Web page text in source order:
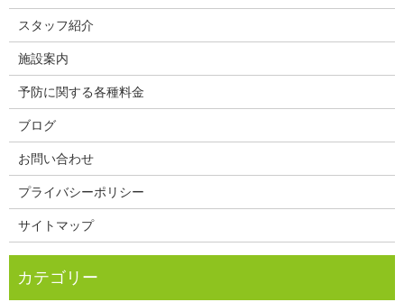
スタッフ紹介
施設案内
予防に関する各種料金
ブログ
お問い合わせ
プライバシーポリシー
サイトマップ